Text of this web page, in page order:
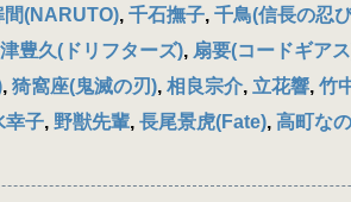
間(NARUTO), 千石撫子, 千鳥(信長の忍
豊久(ドリフターズ), 扇要(コードギア
, 猗窩座(鬼滅の刃), 相良宗介, 立花響, 竹
幸子, 野獣先輩, 長尾景虎(Fate), 高町な